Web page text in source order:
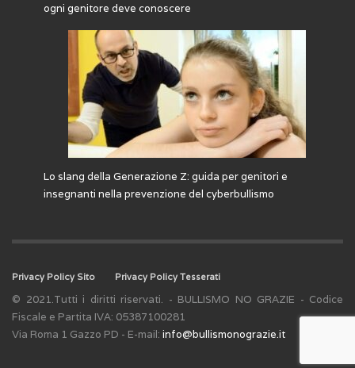
ogni genitore deve conoscere
Lo slang della Generazione Z: guida per genitori e
insegnanti nella prevenzione del cyberbullismo
Privacy Policy Sito Privacy Policy Tesserati
© 2021.Tutti i diritti riservati. - BULLISMO NO GRAZIE - Codice
Fiscale e Partita IVA: 05387100281
Via Roma 1 Gazzo PD - E-mail: info@bullismonograzie.it